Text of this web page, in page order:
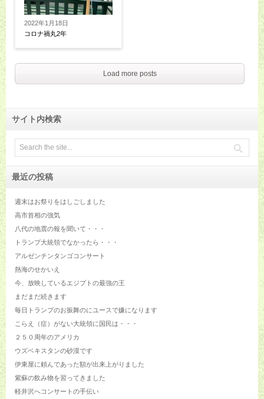
2022年1月18日
コロナ禍丸2年
Load more posts
サイト内検索
最近の投稿
週末はお祭りをはしごしました
高市首相の強気
八代の地震の報を聞いて・・・
トランプ大統領でなかったら・・・
アルゼンチンタンゴコンサート
熱海のせかいえ
今、放映しているエジプトの最強の王
まだまだ続きます
毎日トランプのお振舞のにユースで嫌になります
こらえ（症）がない大統領に国民は・・・
２５０周年のアメリカ
ウズベキスタンの砂漠です
伊東屋に頼んであった額が出来上がりました
紫蘇の飲み物を習ってきました
軽井沢へコンサートの手伝い